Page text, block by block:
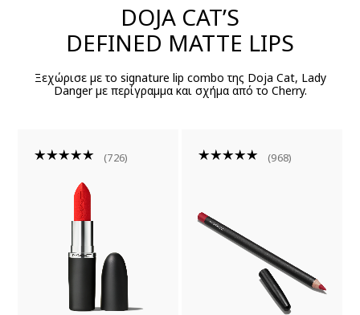
DOJA CAT’S
DEFINED MATTE LIPS
Ξεχώρισε με το signature lip combo της Doja Cat, Lady
Danger με περίγραμμα και σχήμα από το Cherry.
726 968